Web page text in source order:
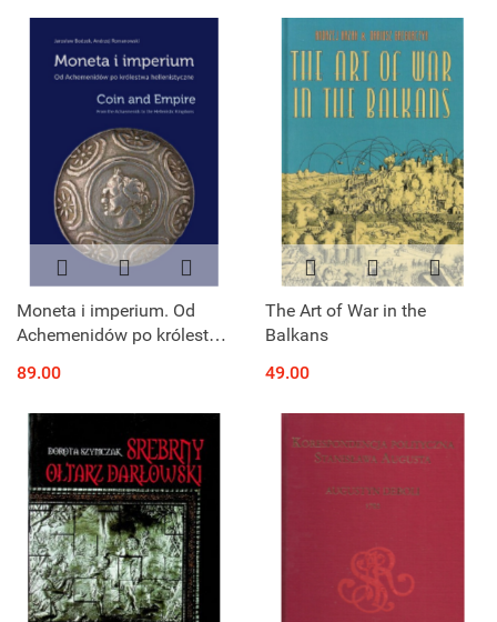
17 th Century
Moneta i imperium. Od
Achemenidów po królestwa
89.00
The Art of War in the
Balkans
49.00